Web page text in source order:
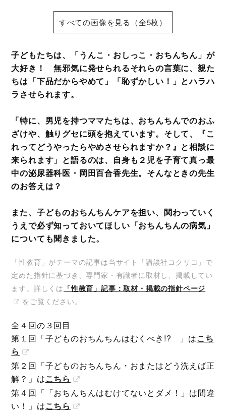
すべての画像を見る（全5枚）
子どもたちは、「うんこ・おしっこ・おちんちん」が
大好き！ 無邪気に発せられるそれらの言葉に、親た
ちは「下品だからやめて」「恥ずかしい！」とハラハ
ラさせられます。
「特に、男児を持つママたちは、おちんちんでのおふ
ざけや、触りグセに頭を抱えています。そして、『こ
れってどうやったらやめさせられますか？』と相談に
来られます」と語るのは、自身も２児を子育て真っ最
中の泌尿器科医・岡田百合香先生。そんなときの先生
のお答えは？
また、子どものおちんちんケアを担い、関わっていく
うえで必ず知っておいてほしい「おちんちんの病気」
についても聞きました。
「性教育」がテーマの記事は当サイト「講談社コクリコ」で
定めた指針に基づき、専門家・有識者に取材し、掲載してい
ます。詳しくは 「性教育」記事：取材・掲載の指針ページ
をご覧ください。
全４回の３回目
第１回「子どものおちんちんはむくべき!? 」はこち
ら
第２回「子どものおちんちん・おまたはどう洗えば正
解？」はこちら
第４回「「おちんちんはむけてないとダメ！」は間違
い！」はこちら